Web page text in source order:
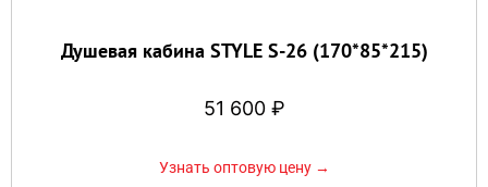
Душевая кабина STYLE S-26 (170*85*215)
51 600 ₽
Узнать оптовую цену →